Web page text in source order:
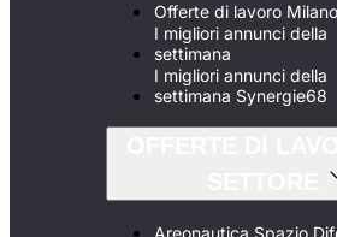
Offerte di lavoro Milano
I migliori annunci della
settimana
I migliori annunci della
settimana Synergie68
Areonautica Spazio